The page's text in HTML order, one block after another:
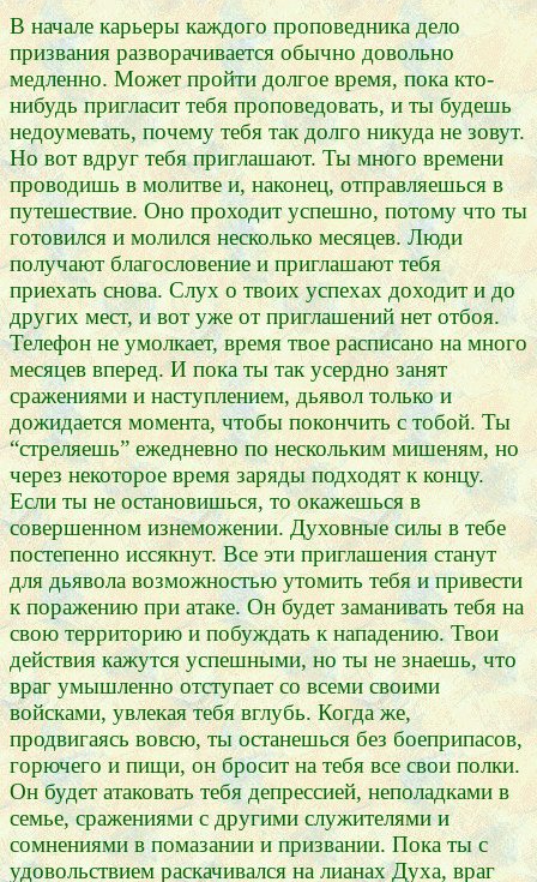
В начале карьеры каждого проповедника дело
призвания разворачивается обычно довольно
медленно. Может пройти долгое время, пока кто-
нибудь пригласит тебя проповедовать, и ты будешь
недоумевать, почему тебя так долго никуда не зовут.
Но вот вдруг тебя приглашают. Ты много времени
проводишь в молитве и, наконец, отправляешься в
путешествие. Оно проходит успешно, потому что ты
готовился и молился несколько месяцев. Люди
получают благословение и приглашают тебя
приехать снова. Слух о твоих успехах доходит и до
других мест, и вот уже от приглашений нет отбоя.
Телефон не умолкает, время твое расписано на много
месяцев вперед. И пока ты так усердно занят
сражениями и наступлением, дьявол только и
дожидается момента, чтобы покончить с тобой. Ты
“стреляешь” ежедневно по нескольким мишеням, но
через некоторое время заряды подходят к концу.
Если ты не остановишься, то окажешься в
совершенном изнеможении. Духовные силы в тебе
постепенно иссякнут. Все эти приглашения станут
для дьявола возможностью утомить тебя и привести
к поражению при атаке. Он будет заманивать тебя на
свою территорию и побуждать к нападению. Твои
действия кажутся успешными, но ты не знаешь, что
враг умышленно отступает со всеми своими
войсками, увлекая тебя вглубь. Когда же,
продвигаясь вовсю, ты останешься без боеприпасов,
горючего и пищи, он бросит на тебя все свои полки.
Он будет атаковать тебя депрессией, неполадками в
семье, сражениями с другими служителями и
сомнениями в помазании и призвании. Пока ты с
удовольствием раскачивался на лианах Духа, враг